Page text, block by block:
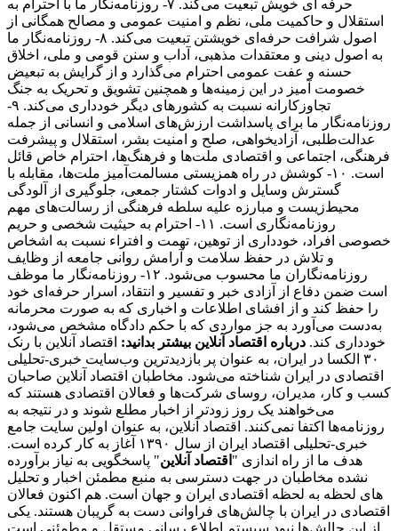
حرفه ای خویش تبعیت می‌کند. ۷- روزنامه‌نگار ما با احترام به
استقلال و حاکمیت ملی، نظم و امنیت عمومی و مصالح همگانی از
اصول شرافت حرفه‌ای خویشتن تبعیت می‌کند. ۸- روزنامه‌نگار ما
به اصول دینی و معتقدات مذهبی، آداب و سنن قومی و ملی، اخلاق
حسنه و عفت عمومی احترام می‌گذارد و از گرایش به تبعیض
خصومت آمیز در این زمینه‌ها و همچنین تشویق و تحریک به جنگ
تجاوزکارانه نسبت به کشورهای دیگر خودداری می‌کند. ۹-
روزنامه‌نگار ما برای پاسداشت ارزش‌های اسلامی و انسانی از جمله
عدالت‌طلبی، آزادیخواهی، صلح و امنیت بشر، استقلال و پیشرفت
فرهنگی، اجتماعی و اقتصادی ملت‌ها و فرهنگ‌ها، احترام خاص قائل
است. ۱۰- کوشش در راه همزیستی مسالمت‌آمیز ملت‌ها، مقابله با
گسترش وسایل و ادوات کشتار جمعی، جلوگیری از آلودگی
محیط‌زیست و مبارزه علیه سلطه فرهنگی از رسالت‌های مهم
روزنامه‌نگاری است. ۱۱- احترام به حیثیت شخصی و حریم
خصوصی افراد، خودداری از توهین، تهمت و افتراء نسبت به اشخاص
و تلاش در حفظ سلامت و آرامش روانی جامعه از وظایف
روزنامه‌نگاران ما محسوب می‌شود. ۱۲- روزنامه‌نگار ما موظف
است ضمن دفاع از آزادی خبر و تفسیر و انتقاد، اسرار حرفه‌ای خود
را حفظ کند و از افشای اطلاعات و اخباری که به صورت محرمانه
به‌دست می‌آورد به جز مواردی که با حکم دادگاه مشخص می‌شود،
خودداری کند. درباره اقتصاد آنلاین بیشتر بدانید: اقتصاد آنلاین با رنک
۳۰ الکسا در ایران، به عنوان پر بازدیدترین وب‌سایت خبری-تحلیلی
اقتصادی در ایران شناخته می‌شود. مخاطبان اقتصاد آنلاین صاحبان
کسب و کار، مدیران، روسای شرکت‌ها و فعالان اقتصادی هستند که
می‌خواهند یک روز زودتر از اخبار مطلع شوند و در نتیجه به
روزنامه‌ها اکتفا نمی‌کنند. اقتصاد آنلاین، به عنوان اولین سایت جامع
خبری-تحلیلی اقتصاد ایران از سال ۱۳۹۰ آغاز به کار کرده است.
هدف ما از راه اندازی " اقتصاد آنلاین" پاسخگویی به نیاز برآورده
نشده مخاطبان در جهت دسترسی به منبع مطمئن اخبار و تحلیل
های لحظه به لحظه اقتصادی ایران و جهان است. هم اکنون فعالان
اقتصادی در ایران با چالش‌های فراوانی دست به گریبان هستند. یکی